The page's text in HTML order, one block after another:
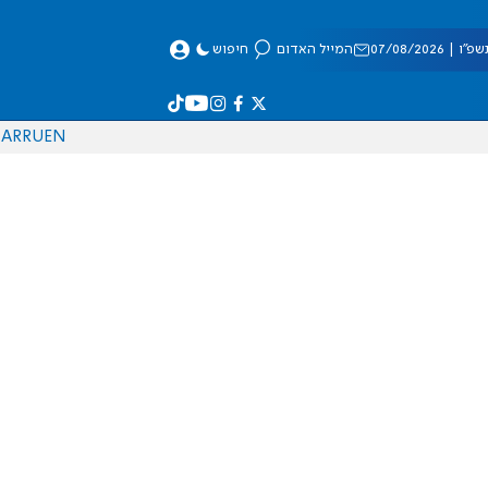
08/2026 המייל האדום חיפוש
EN
RU
AR